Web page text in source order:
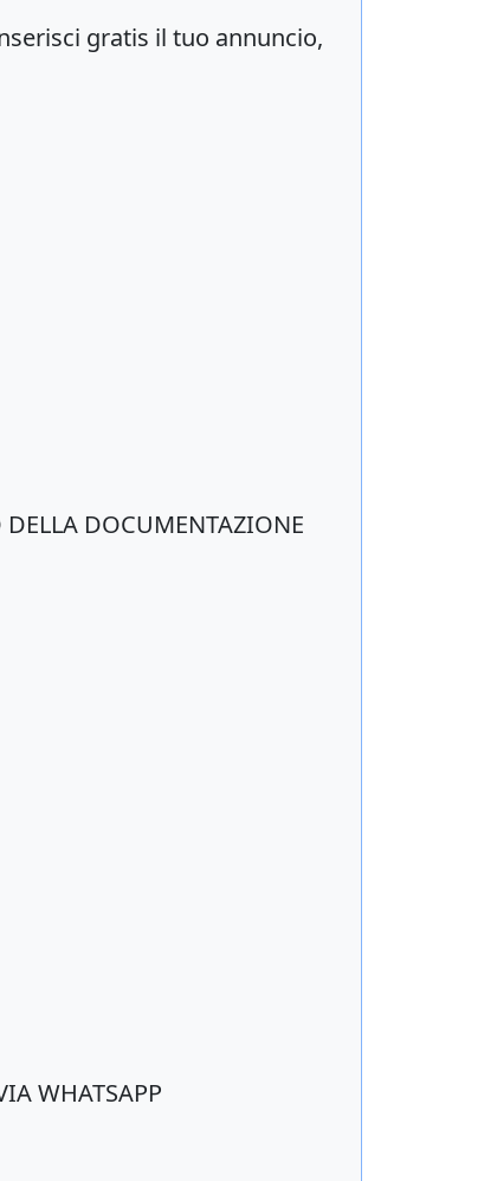
gratis il tuo annuncio,
DELLA DOCUMENTAZIONE
WHATSAPP